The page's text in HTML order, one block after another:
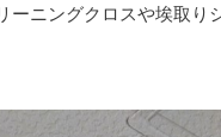
ーニングクロスや埃取り